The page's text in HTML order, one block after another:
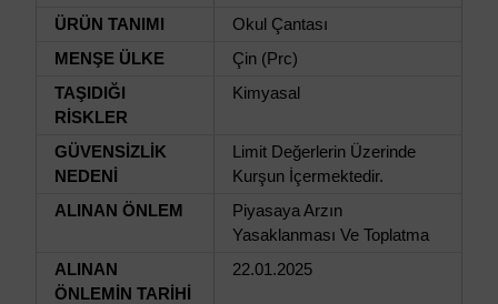
ÜRÜN TANIMI
Okul Çantası
MENŞE ÜLKE
Çin (Prc)
TAŞIDIĞI
RİSKLER
Kimyasal
GÜVENSİZLİK
NEDENİ
Limit Değerlerin Üzerinde
Kurşun İçermektedir.
ALINAN ÖNLEM
Piyasaya Arzın
Yasaklanması Ve Toplatma
ALINAN
ÖNLEMİN TARİHİ
22.01.2025